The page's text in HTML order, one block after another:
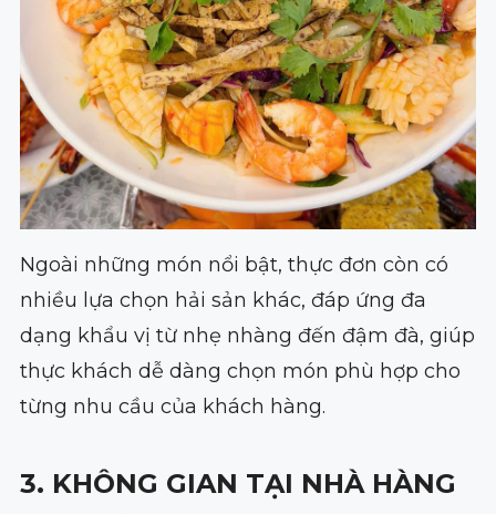
Ngoài những món nổi bật, thực đơn còn có
nhiều lựa chọn hải sản khác, đáp ứng đa
dạng khẩu vị từ nhẹ nhàng đến đậm đà, giúp
thực khách dễ dàng chọn món phù hợp cho
từng nhu cầu của khách hàng.
3. KHÔNG GIAN TẠI NHÀ HÀNG